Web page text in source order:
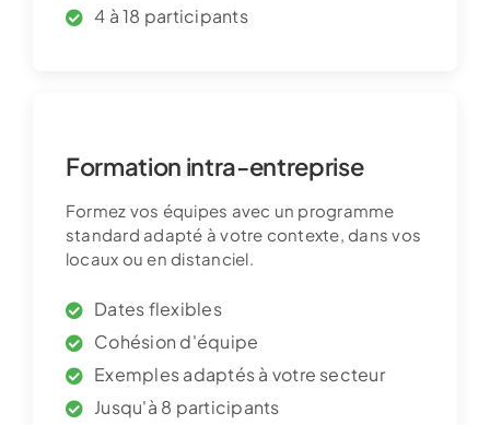
4 à 18 participants
Formation intra-entreprise
Formez vos équipes avec un programme
standard adapté à votre contexte, dans vos
locaux ou en distanciel.
Dates flexibles
Cohésion d'équipe
Exemples adaptés à votre secteur
Jusqu'à 8 participants